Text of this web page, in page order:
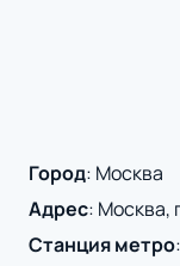
Город: Москва
Адрес: Москва,
Станция метро: